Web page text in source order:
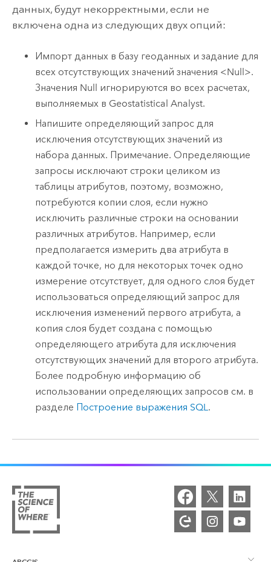
данных, будут некорректными, если не
включена одна из следующих двух опций:
Импорт данных в базу геоданных и задание для
всех отсутствующих значений значения <Null>.
Значения Null игнорируются во всех расчетах,
выполняемых в Geostatistical Analyst.
Напишите определяющий запрос для
исключения отсутствующих значений из
набора данных. Примечание. Определяющие
запросы исключают строки целиком из
таблицы атрибутов, поэтому, возможно,
потребуются копии слоя, если нужно
исключить различные строки на основании
различных атрибутов. Например, если
предполагается измерить два атрибута в
каждой точке, но для некоторых точек одно
измерение отсутствует, для одного слоя будет
использоваться определяющий запрос для
исключения изменений первого атрибута, а
копия слоя будет создана с помощью
определяющего атрибута для исключения
отсутствующих значений для второго атрибута.
Более подробную информацию об
использовании определяющих запросов см. в
разделе Построение выражения SQL.